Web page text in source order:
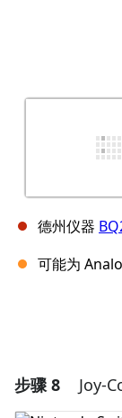
德州仪器
可能为
步骤 8 Joy-